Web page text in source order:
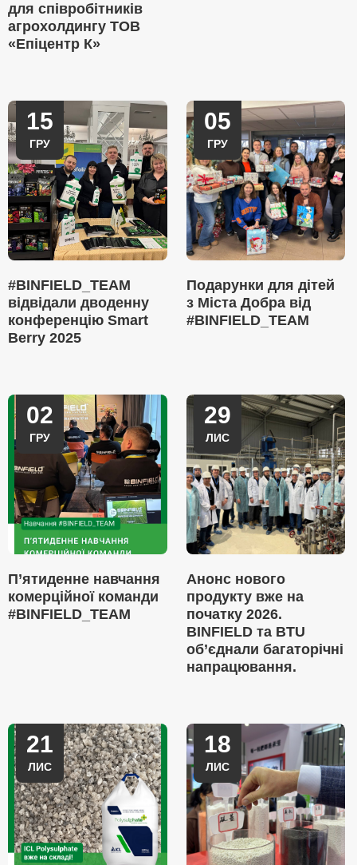
для співробітників
агрохолдингу ТОВ
«Епіцентр К»
15
ГРУ
#BINFIELD_TEAM
відвідали дводенну
конференцію Smart
Berry 2025
05
ГРУ
Подарунки для дітей
з Міста Добра від
#BINFIELD_TEAM
02
ГРУ
П’ятиденне навчання
комерційної команди
#BINFIELD_TEAM
29
ЛИС
Анонс нового
продукту вже на
початку 2026.
BINFIELD та BTU
об’єднали багаторічні
напрацювання.
21
ЛИС
18
ЛИС